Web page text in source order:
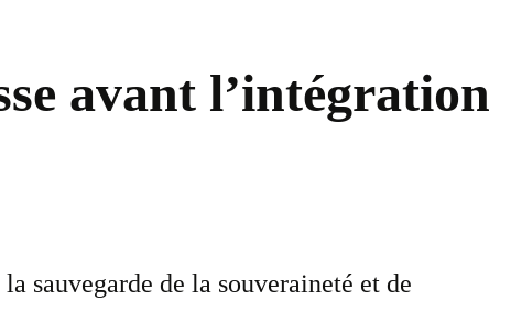
avant l’intégration
sauvegarde de la souveraineté et de